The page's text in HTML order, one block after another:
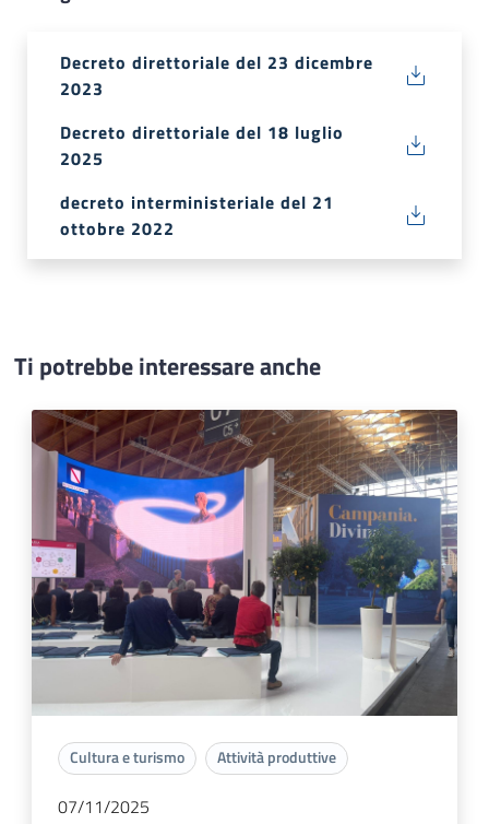
Decreto direttoriale del 23 dicembre
2023
Decreto direttoriale del 18 luglio
2025
decreto interministeriale del 21
ottobre 2022
Ti potrebbe interessare anche
Cultura e turismo Attività produttive
07/11/2025